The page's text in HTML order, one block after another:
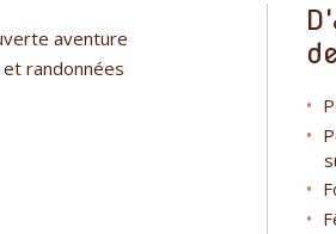
aventure
randonnées